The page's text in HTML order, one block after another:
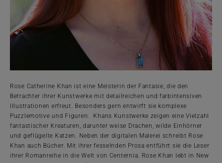
Rose Catherine Khan ist eine Meisterin der Fantasie, die den
Betrachter ihrer Kunstwerke mit detailreichen und farbintensiven
Illustrationen erfreut. Besonders gern entwirft sie komplexe
Puzzlemotive und Figuren. Khans Kunstwerke zeigen eine Vielzahl
fantastischer Kreaturen, darunter weise Drachen, wilde Einhörner
und geflügelte Katzen. Neben der digitalen Malerei schreibt Rose
Khan auch Bücher. Mit ihrer fesselnden Prosa entführt sie die Leser
ihrer Romanreihe in die Welt von Centernia. Rose Khan lebt in New